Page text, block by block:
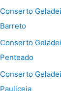
Conserto
Barreto
Conserto
Penteado
Conserto
Pauliceia